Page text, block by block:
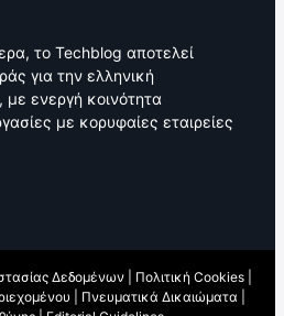
το Techblog αποτελεί
για την ελληνική
με ενεργή κοινότητα
με κορυφαίες εταιρείες
Δεδομένων Πολιτική Cookies
Πνευματικά Δικαιώματα